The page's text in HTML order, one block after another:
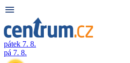
pátek 7. 8.
pá 7. 8.